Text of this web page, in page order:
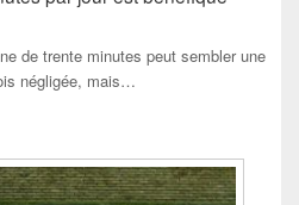
de trente minutes peut sembler une
négligée, mais…